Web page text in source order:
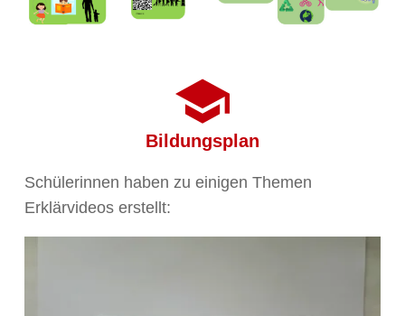
Bildungsplan
Schülerinnen haben zu einigen Themen
Erklärvideos erstellt: